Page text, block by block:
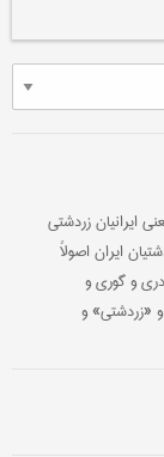
ایرانیان‌ زردشتی‌
ایران‌ اصولاً
و گوری‌ و
«زردشتی‌» و